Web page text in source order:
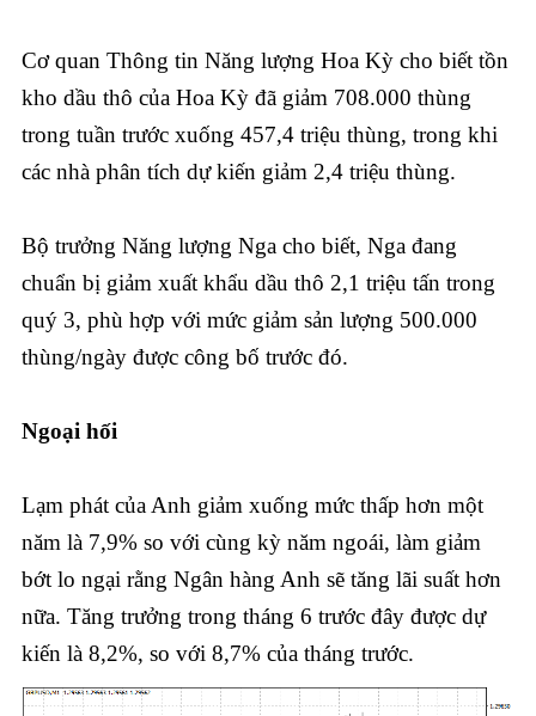
Cơ quan Thông tin Năng lượng Hoa Kỳ cho biết tồn
kho dầu thô của Hoa Kỳ đã giảm 708.000 thùng
trong tuần trước xuống 457,4 triệu thùng, trong khi
các nhà phân tích dự kiến giảm 2,4 triệu thùng.
Bộ trưởng Năng lượng Nga cho biết, Nga đang
chuẩn bị giảm xuất khẩu dầu thô 2,1 triệu tấn trong
quý 3, phù hợp với mức giảm sản lượng 500.000
thùng/ngày được công bố trước đó.
Ngoại hối
Lạm phát của Anh giảm xuống mức thấp hơn một
năm là 7,9% so với cùng kỳ năm ngoái, làm giảm
bớt lo ngại rằng Ngân hàng Anh sẽ tăng lãi suất hơn
nữa. Tăng trưởng trong tháng 6 trước đây được dự
kiến là 8,2%, so với 8,7% của tháng trước.